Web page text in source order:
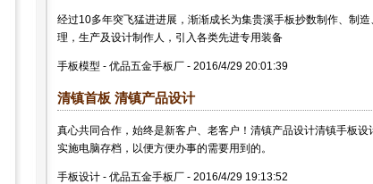
经过10多年突飞猛进进展，渐渐成长为集贵溪手板抄数制作、制
理，生产及设计制作人，引入各类先进专用装备
手板模型 - 优品五金手板厂 - 2016/4/29 20:01:39
清镇首板 清镇产品设计
真心共同合作，始终是新客户、老客户！清镇产品设计清镇手板
实施电脑存档，以便方便办事的需要用到的。
手板设计 - 优品五金手板厂 - 2016/4/29 19:13:52